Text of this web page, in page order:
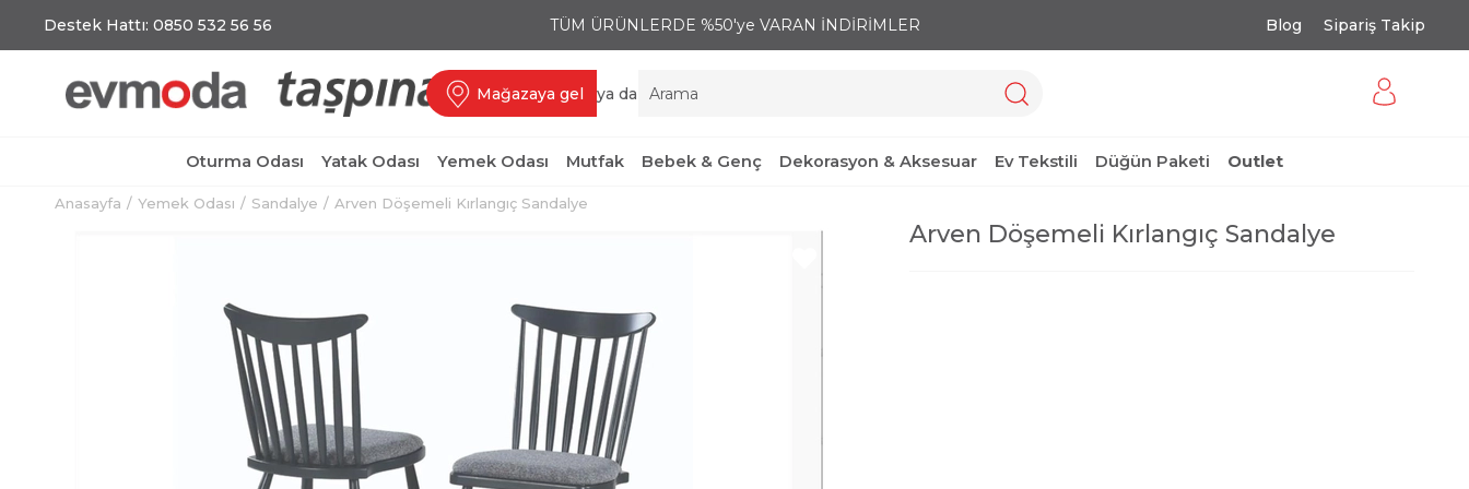
Destek Hattı: 0850 532 56 56 TÜM ÜRÜNLERDE %50'ye VARAN İNDİRİMLER Blog Sipariş Takip
Mağazaya gel ya da
Oturma Odası Yatak Odası Yemek Odası Mutfak Bebek & Genç Dekorasyon & Aksesuar Ev Tekstili Düğün Paketi Outlet
Anasayfa Yemek Odası Sandalye Arven Döşemeli Kırlangıç Sandalye
Arven Döşemeli Kırlangıç Sandalye